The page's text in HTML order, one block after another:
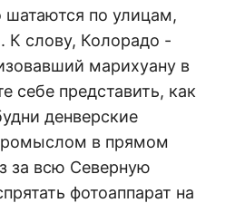
шатаются по улицам,
К слову, Колорадо -
марихуану в
себе представить, как
денверские
в прямом
за всю Северную
фотоаппарат на